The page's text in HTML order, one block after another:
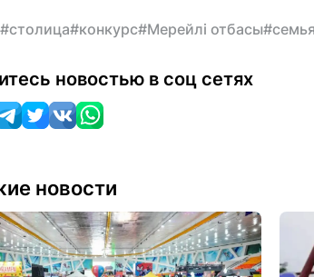
#столица#конкурс#Мерейлі отбасы#семья
новостью в соц сетях
новости